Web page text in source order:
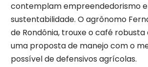
contemplam empreendedorismo e
sustentabilidade. O agrônomo
de Rondônia, trouxe o café robusta
uma proposta de manejo com o
possível de defensivos agrícolas.